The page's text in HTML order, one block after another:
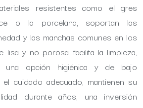
resistentes como el gres
o la porcelana, soportan las
y las manchas comunes en los
lisa y no porosa facilita la limpieza,
una opción higiénica y de bajo
el cuidado adecuado, mantienen su
durante años, una inversión